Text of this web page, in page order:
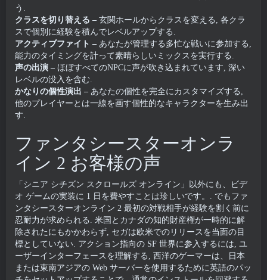
う.
クラスを切り替える – 玄関ホールからクラスを変える, 各クラ
スで個別に経験を積んでレベルアップする.
アクティブファイト – あなたが管理する多忙な戦いに参加する,
能力のタイミングを計って素晴らしいミックスを実行する.
声の出演 – ほぼすべてのNPCに声が吹き込まれています, 深い
レベルの没入を含む.
かなりの個性演出 – あなたの個性を完全にカスタマイズする,
他のプレイヤーとは一線を画す個性的なキャラクターを生み出
す.
ファンタシースターオンラ
イン 2 お客様の声
「シニア シチズン スクロールズ オンライン」以外にも、ビデ
オ ゲームの実装に 1 日を費やすことは珍しいです。. でもファ
ンタシースターオンライン 2 最初の対戦相手が経験を割く前に
忍耐力が求められる. 米国とカナダの知的財産権が一時的に解
除されたにもかかわらず, セガは欧米でのリリースを当面の目
標としていない. アクション指向の SF 世界に参入するには, ユ
ーザーインターフェースを理解する, 西洋のゲーマーは、日本
または東南アジアの Web サーバーを使用するために英語のパッ